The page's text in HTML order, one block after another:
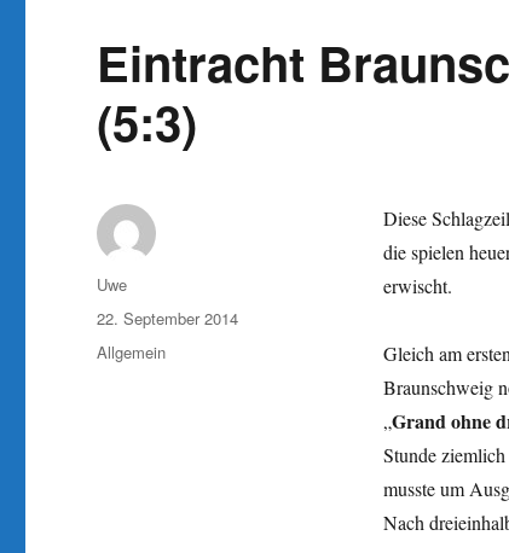
Eintracht
(5:3)
Diese
die spielen
erwischt.
Gleich am
Braunschweig
„Grand ohne
Stunde
musste um
Nach
Autor
Uwe
Veröffentlicht
am
22. September 2014
Kategorien
Allgemein